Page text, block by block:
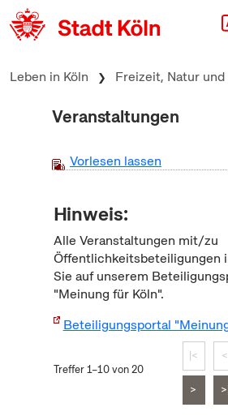
zum Inhalt springen
Leben in Köln Freizeit, Natur
Veranstaltungen
Vorlesen lassen
Hinweis:
Alle Veranstaltungen mit/zu
Öffentlichkeitsbeteiligungen
Sie auf unserem
"Meinung für Köln".
Beteiligungsportal
Treffer 1–10 von 20
|< <
>